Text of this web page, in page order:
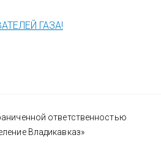
ГАЗА!
ответственностью
Владикавказ»